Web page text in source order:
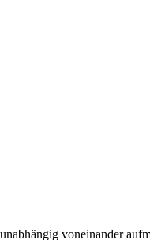
voneinander